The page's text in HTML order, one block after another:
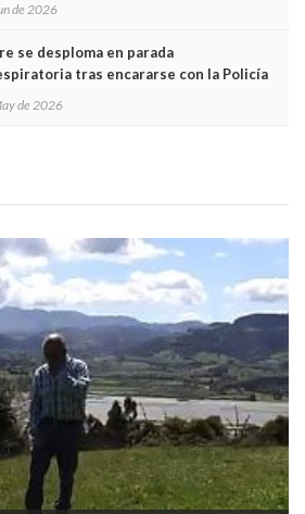
de 2026
se desploma en parada
tras encararse con la Policía
de 2026